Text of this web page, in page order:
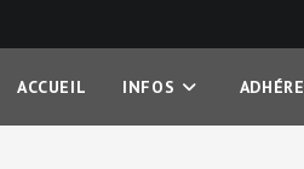
ACCUEIL INFOS